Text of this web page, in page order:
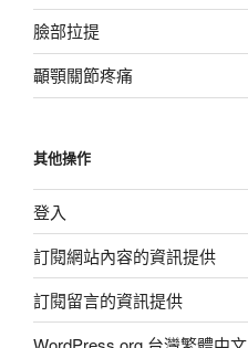
臉部拉提
顳顎關節疼痛
其他操作
登入
訂閱網站內容的資訊提供
訂閱留言的資訊提供